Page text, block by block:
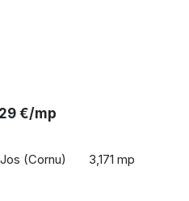
€/mp
(Cornu) 3,171 mp